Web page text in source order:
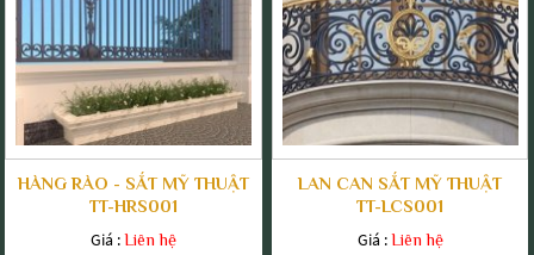
HÀNG RÀO - SẮT MỸ THUẬT
TT-HRS001
Giá :Liên hệ
LAN CAN SẮT MỸ THUẬT
TT-LCS001
Giá :Liên hệ